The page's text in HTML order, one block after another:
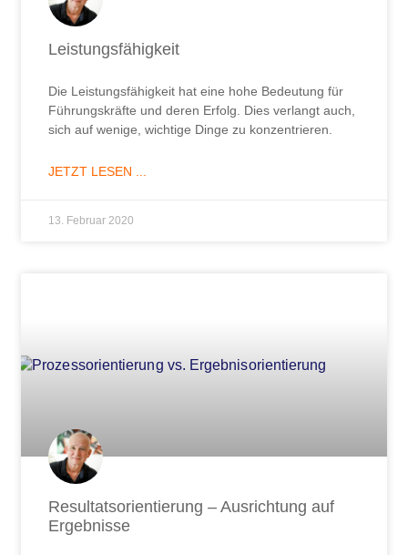
Leistungsfähigkeit
Die Leistungsfähigkeit hat eine hohe Bedeutung für
Führungskräfte und deren Erfolg. Dies verlangt auch,
sich auf wenige, wichtige Dinge zu konzentrieren.
JETZT LESEN ...
13. Februar 2020
Resultatsorientierung – Ausrichtung auf
Ergebnisse